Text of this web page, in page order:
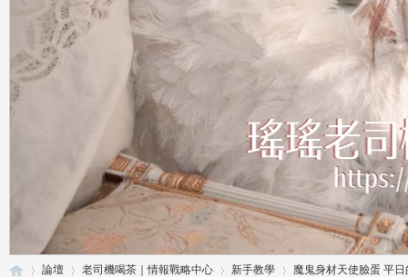
論壇 老司機喝茶｜情報戰略中心 新手教學 魔鬼身材天使臉蛋 平